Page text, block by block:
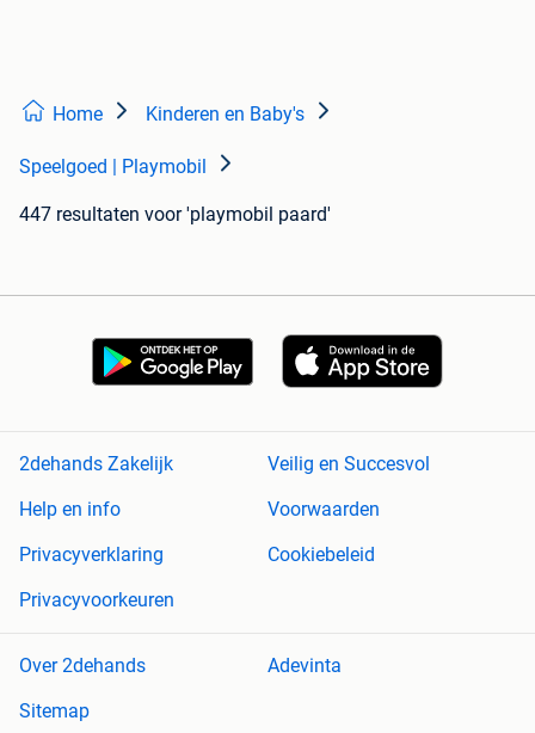
Home Kinderen en Baby's
Speelgoed | Playmobil
447 resultaten voor 'playmobil paard'
2dehands Zakelijk
Veilig en Succesvol
Help en info
Voorwaarden
Privacyverklaring
Cookiebeleid
Privacyvoorkeuren
Over 2dehands
Adevinta
Sitemap